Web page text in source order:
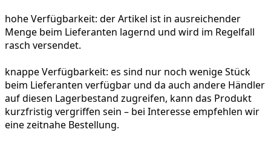
hohe Verfügbarkeit: der Artikel ist in ausreichender
Menge beim Lieferanten lagernd und wird im Regelfall
rasch versendet.
knappe Verfügbarkeit: es sind nur noch wenige Stück
beim Lieferanten verfügbar und da auch andere Händler
auf diesen Lagerbestand zugreifen, kann das Produkt
kurzfristig vergriffen sein – bei Interesse empfehlen wir
eine zeitnahe Bestellung.